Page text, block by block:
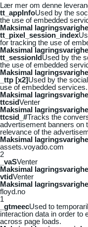
Lær mer om denne
tt_appInfoUsed by the
the use of embedded
Maksimal
tt_pixel_session_index
for tracking the use of
Maksimal
tt_sessionIdUsed by the
the use of embedded
Maksimal
_ttp [x2]Used by the
use of embedded services.
Maksimal
ttcsidVenter
Maksimal
ttcsid_#Tracks the
advertisement banners on
relevance of the
Maksimal
assets.voyado.com
2
_vaSVenter
Maksimal
vtidVenter
Maksimal
floyd.no
1
_gtmeecUsed to
interaction data in order to
across page loads.